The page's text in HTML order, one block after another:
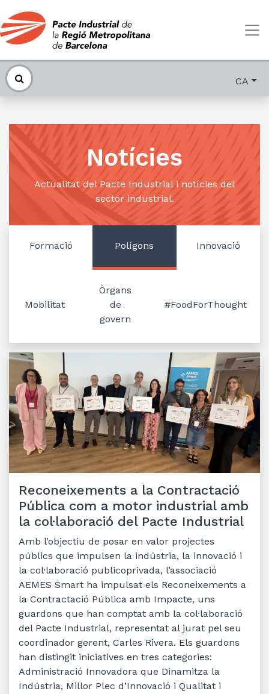
CA
Notícies
Actualitat del Pacte Industrial i notícies del
sector industrial.
Formació Polígons Innovació
Mobilitat
Òrgans
de
govern
#FoodForThought
Reconeixements a la Contractació
Pública com a motor industrial amb
la col·laboració del Pacte Industrial
Amb l’objectiu de posar en valor projectes
públics que impulsen la indústria, la innovació i
la col·laboració publicoprivada, l’associació
AEMES Smart ha impulsat els Reconeixements a
la Contractació Pública amb Impacte, uns
guardons que han comptat amb la col·laboració
del Pacte Industrial, representat al jurat pel seu
coordinador gerent, Carles Rivera. Els guardons
han distingit iniciatives en tres categories:
Administració Innovadora que Dinamitza la
Indústria, Millor Plec d’Innovació i Qualitat i